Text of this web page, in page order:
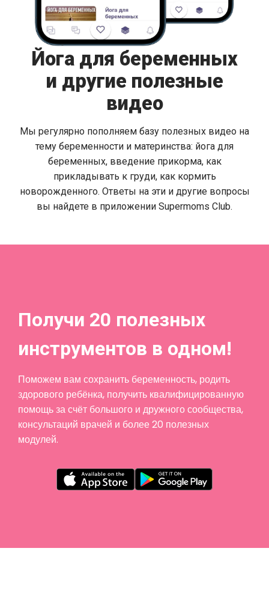
Йога для беременных
и другие полезные
видео
Мы регулярно пополняем базу полезных видео на
тему беременности и материнства: йога для
беременных, введение прикорма, как
прикладывать к груди, как кормить
новорожденного. Ответы на эти и другие вопросы
вы найдете в приложении Supermoms Club.
Получи 20 полезных
инструментов в одном!
Поможем вам сохранить беременность, родить
здорового ребёнка, получить квалифицированную
помощь за счёт большого и дружного сообщества,
консультаций врачей и более 20 полезных
модулей.